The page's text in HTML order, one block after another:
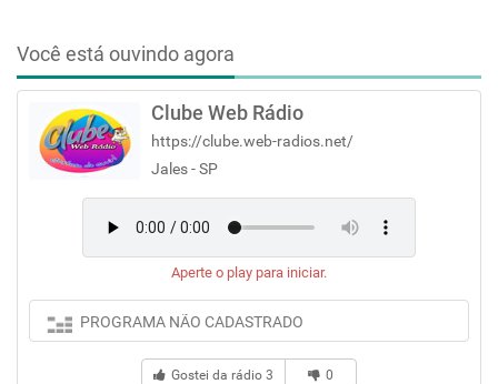
Você está ouvindo agora
Clube Web Rádio
https://clube.web-radios.net/
Jales - SP
Aperte o play para iniciar.
PROGRAMA NÃO CADASTRADO
Gostei da rádio 3 0